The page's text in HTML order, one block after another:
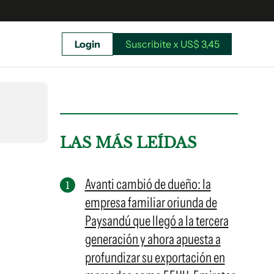
Suscribite x US$ 3,45
Login Suscribite x US$ 3,45
LAS MÁS LEÍDAS
Avanti cambió de dueño: la
empresa familiar oriunda de
Paysandú que llegó a la tercera
generación y ahora apuesta a
profundizar su exportación en